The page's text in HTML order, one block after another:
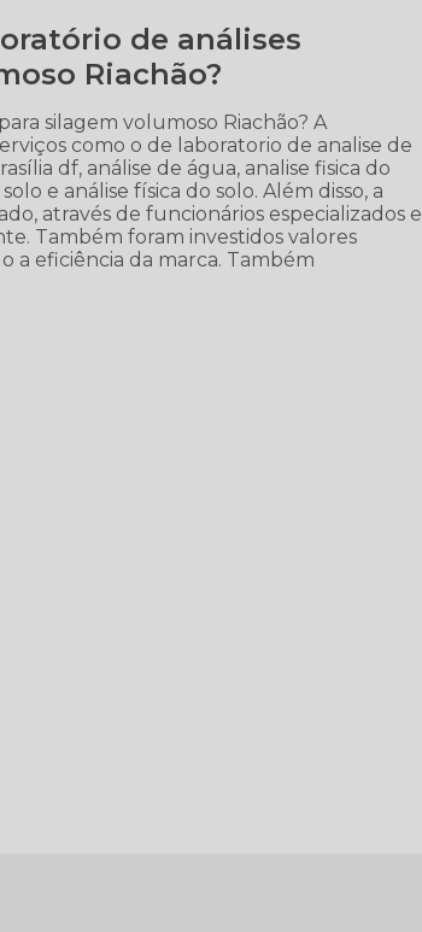
de análises
Riachão?
silagem volumoso Riachão? A
como o de laboratorio de analise de
df, análise de água, analise fisica do
e análise física do solo. Além disso, a
através de funcionários especializados e
Também foram investidos valores
a eficiência da marca. Também